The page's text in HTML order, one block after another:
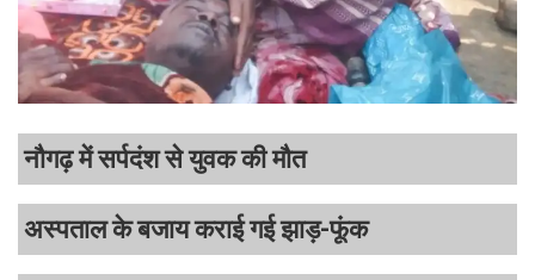
नौगढ़ में सर्पदंश से युवक की मौत
अस्पताल के बजाय कराई गई झाड़-फूंक